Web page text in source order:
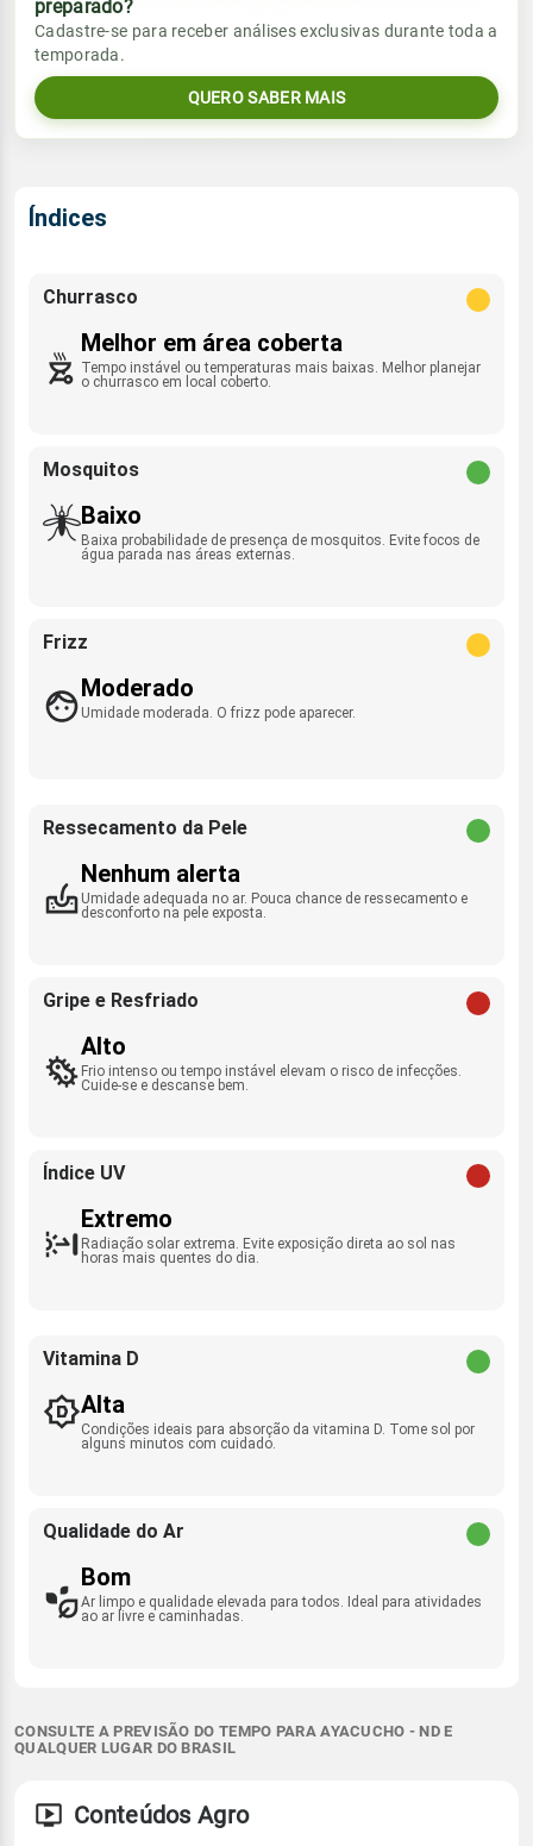
Umidade do ar
48%91%
Rajada de vento
Sol
08:13h às 19:50h
Lua
Chuva
0.0mm
Umidade do ar
Vento
S/N - 6km/h
Rajada de vento
Sol
preparado?
Cadastre-se para receber análises exclusivas durante toda a
temporada.
QUERO SABER MAIS
Índices
Churrasco
Melhor em área coberta
Tempo instável ou temperaturas mais baixas. Melhor planejar
o churrasco em local coberto.
Mosquitos
Baixo
Baixa probabilidade de presença de mosquitos. Evite focos de
água parada nas áreas externas.
Frizz
Moderado
Umidade moderada. O frizz pode aparecer.
Ressecamento da Pele
Nenhum alerta
Umidade adequada no ar. Pouca chance de ressecamento e
desconforto na pele exposta.
Gripe e Resfriado
Alto
Frio intenso ou tempo instável elevam o risco de infecções.
Cuide-se e descanse bem.
Índice UV
Extremo
Radiação solar extrema. Evite exposição direta ao sol nas
horas mais quentes do dia.
Vitamina D
Alta
Condições ideais para absorção da vitamina D. Tome sol por
alguns minutos com cuidado.
Qualidade do Ar
Bom
Ar limpo e qualidade elevada para todos. Ideal para atividades
ao ar livre e caminhadas.
CONSULTE A PREVISÃO DO TEMPO PARA AYACUCHO - ND E
QUALQUER LUGAR DO BRASIL
Conteúdos Agro